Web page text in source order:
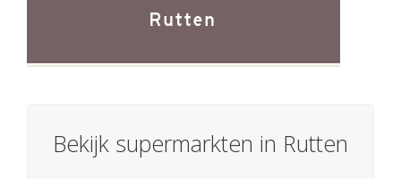
Bekijk supermarkten in Rutten